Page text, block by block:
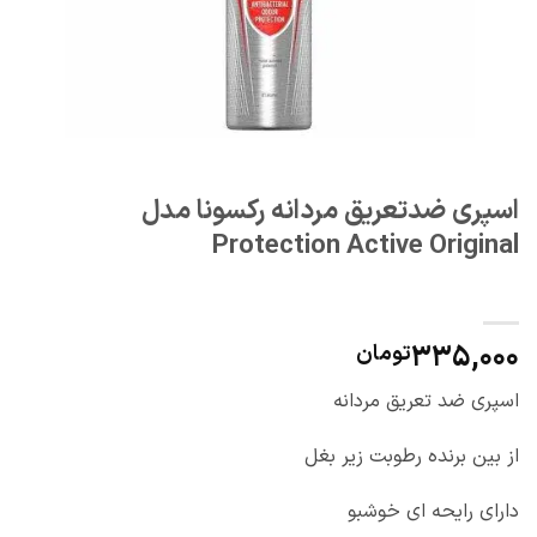
اسپری ضدتعریق مردانه رکسونا مدل
Protection Active Original
335,000تومان
اسپری ضد تعریق مردانه
از بین برنده رطوبت زیر بغل
دارای رایحه ای خوشبو